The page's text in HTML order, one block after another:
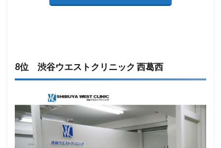
8位 渋谷ウエストクリニック 西葛西